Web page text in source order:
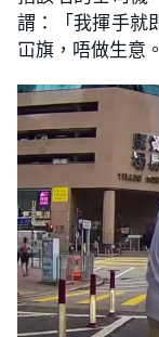
謂：「我揮手就
冚旗，唔做生意。